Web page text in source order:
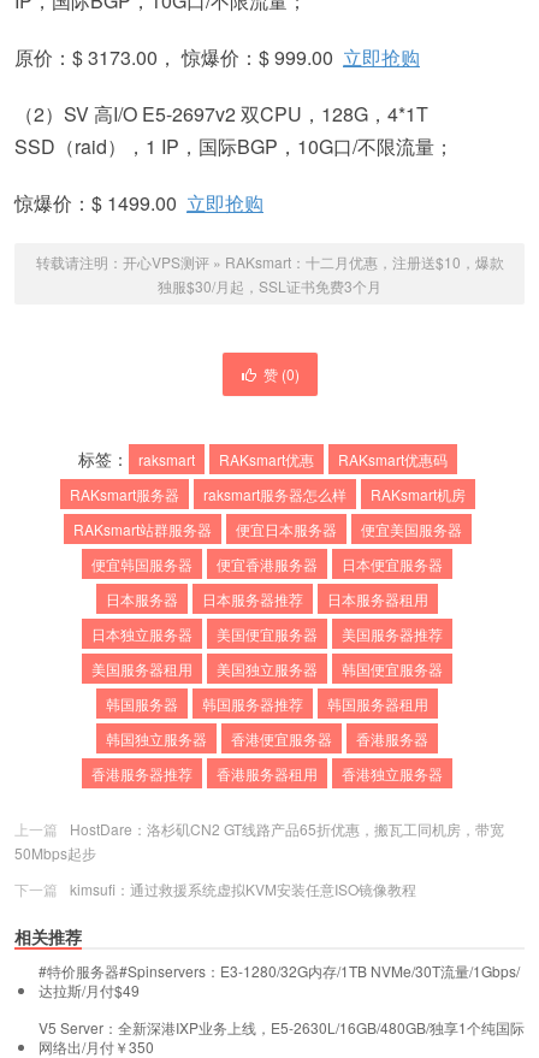
原价：$ 3173.00， 惊爆价：$ 999.00 立即抢购
（2）SV 高I/O E5-2697v2 双CPU，128G，4*1T
SSD（raid），1 IP，国际BGP，10G口/不限流量；
惊爆价：$ 1499.00 立即抢购
转载请注明： 开心VPS测评» RAKsmart：十二月优惠，注册送$10，爆款
独服$30/月起，SSL证书免费3个月
赞 (0)
标签： raksmart RAKsmart优惠
RAKsmart优惠码
RAKsmart服务器
raksmart服务器怎么样
RAKsmart机房
RAKsmart站群服务器
便宜日本服务器
便宜美国服务器
便宜韩国服务器
便宜香港服务器
日本便宜服务器
日本服务器
日本服务器推荐
日本服务器租用
日本独立服务器
美国便宜服务器
美国服务器推荐
美国服务器租用
美国独立服务器
韩国便宜服务器
韩国服务器
韩国服务器推荐
韩国服务器租用
韩国独立服务器
香港便宜服务器
香港服务器
香港服务器推荐
香港服务器租用 香港独立服务器
上一篇
HostDare：洛杉矶CN2 GT线路产品65折优惠，搬瓦工同机房，带宽
50Mbps起步
下一篇
kimsufi：通过救援系统虚拟KVM安装任意ISO镜像教程
相关推荐
#特价服务器#Spinservers：E3-1280/32G内存/1TB NVMe/30T流量/1Gbps/
达拉斯/月付$49
V5 Server：全新深港IXP业务上线，E5-2630L/16GB/480GB/独享1个纯国际
网络出/月付￥350